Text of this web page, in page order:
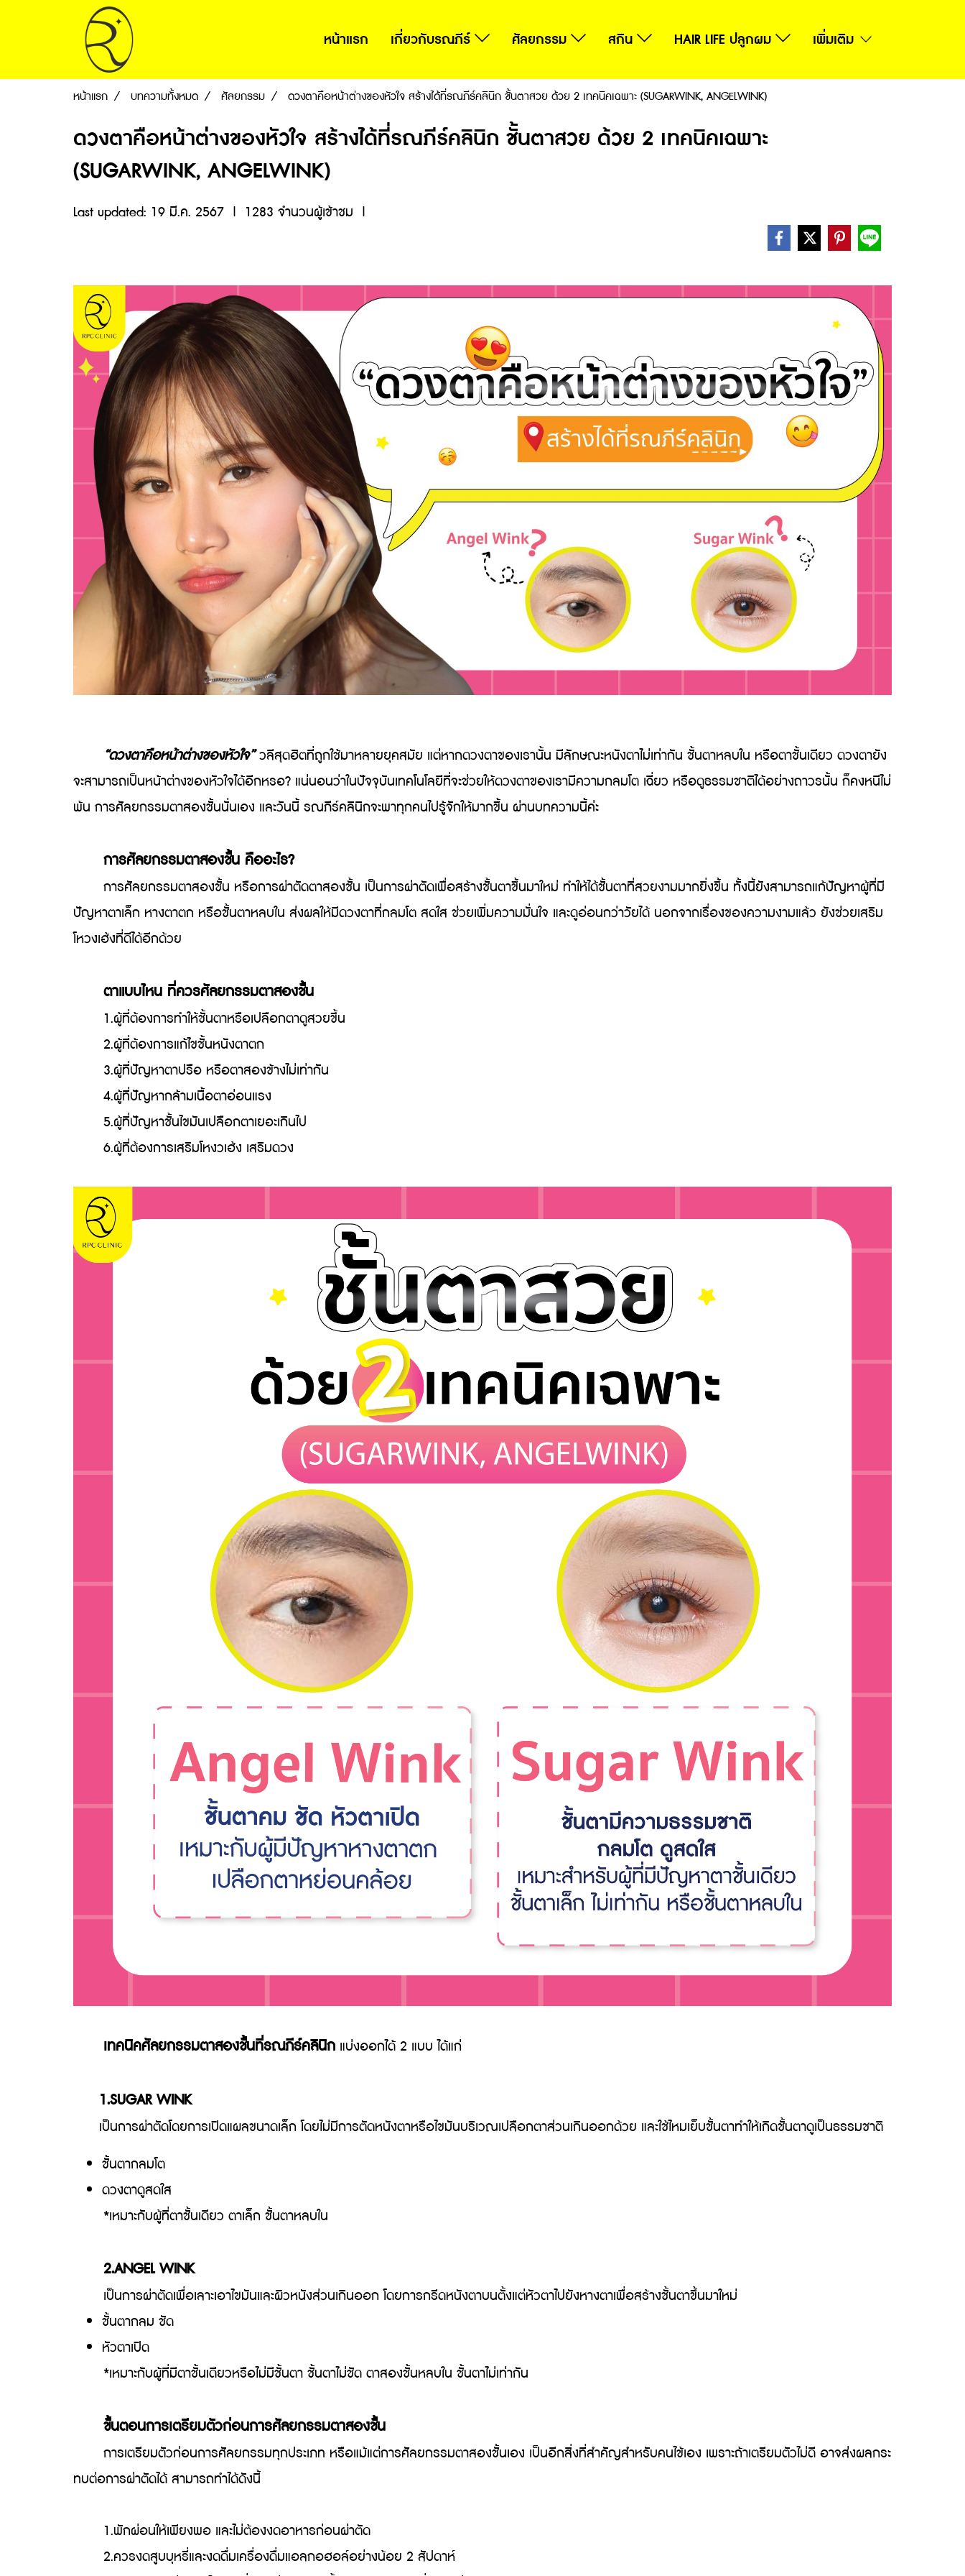
หน้าแรก เกี่ยวกับรณภีร์ ศัลยกรรม สกิน HAIR LIFE ปลูกผม เพิ่มเติม
หน้าแรก บทความทั้งหมด ศัลยกรรม ดวงตาคือหน้าต่างของหัวใจ สร้างได้ที่รณภีร์คลินิก ชั้นตาสวย ด้วย 2 เทคนิคเฉพาะ (SUGARWINK, ANGELWINK)
ดวงตาคือหน้าต่างของหัวใจ สร้างได้ที่รณภีร์คลินิก ชั้นตาสวย ด้วย 2 เทคนิคเฉพาะ
(SUGARWINK, ANGELWINK)
Last updated: 19 มี.ค. 2567 | 1283 จำนวนผู้เข้าชม |
“ดวงตาคือหน้าต่างของหัวใจ”วลีสุดฮิตที่ถูกใช้มาหลายยุคสมัย แต่หากดวงตาของเรานั้น มีลักษณะหนังตาไม่เท่ากัน ชั้นตาหลบใน หรือตาชั้นเดียว ดวงตายัง
จะสามารถเป็นหน้าต่างของหัวใจได้อีกหรอ? แน่นอนว่าในปัจจุบันเทคโนโลยีที่จะช่วยให้ดวงตาของเรามีความกลมโต เฉี่ยว หรือดูธรรมชาติได้อย่างถาวรนั้น ก็คงหนีไม่
พ้น การศัลยกรรมตาสองชั้นนั่นเอง และวันนี้ รณภีร์คลินิกจะพาทุกคนไปรู้จักให้มากขึ้น ผ่านบทความนี้ค่ะ
การศัลยกรรมตาสองชั้น คืออะไร?
การศัลยกรรมตาสองชั้น หรือการผ่าตัดตาสองชั้น เป็นการผ่าตัดเพื่อสร้างชั้นตาขึ้นมาใหม่ ทำให้ได้ชั้นตาที่สวยงามมากยิ่งขึ้น ทั้งนี้ยังสามารถแก้ปัญหาผู้ที่มี
ปัญหาตาเล็ก หางตาตก หรือชั้นตาหลบใน ส่งผลให้มีดวงตาที่กลมโต สดใส ช่วยเพิ่มความมั่นใจ และดูอ่อนกว่าวัยได้ นอกจากเรื่องของความงามแล้ว ยังช่วยเสริม
โหวงเฮ้งที่ดีได้อีกด้วย
ตาแบบไหน ที่ควรศัลยกรรมตาสองชั้น
1.ผู้ที่ต้องการทำให้ชั้นตาหรือเปลือกตาดูสวยขึ้น
2.ผู้ที่ต้องการแก้ไขชั้นหนังตาตก
3.ผู้ที่ปัญหาตาปรือ หรือตาสองข้างไม่เท่ากัน
4.ผู้ที่ปัญหากล้ามเนื้อตาอ่อนแรง
5.ผู้ที่ปัญหาชั้นไขมันเปลือกตาเยอะเกินไป
6.ผู้ที่ต้องการเสริมโหงวเฮ้ง เสริมดวง
เทคนิคศัลยกรรมตาสองชั้นที่รณภีร์คลินิก แบ่งออกได้ 2 แบบ ได้แก่
1.SUGAR WINK
เป็นการผ่าตัดโดยการเปิดแผลขนาดเล็ก โดยไม่มีการตัดหนังตาหรือไขมันบริเวณเปลือกตาส่วนเกินออกด้วย และใช้ไหมเย็บชั้นตาทำให้เกิดชั้นตาดูเป็นธรรมชาติ
ชั้นตากลมโต
ดวงตาดูสดใส
*เหมาะกับผู้ที่ตาชั้นเดียว ตาเล็ก ชั้นตาหลบใน
2.ANGEL WINK
เป็นการผ่าตัดเพื่อเลาะเอาไขมันและผิวหนังส่วนเกินออก โดยการกรีดหนังตาบนตั้งแต่หัวตาไปยังหางตาเพื่อสร้างชั้นตาขึ้นมาใหม่
ชั้นตากลม ชัด
หัวตาเปิด
*เหมาะกับผู้ที่มีตาชั้นเดียวหรือไม่มีชั้นตา ชั้นตาไม่ชัด ตาสองชั้นหลบใน ชั้นตาไม่เท่ากัน
ขั้นตอนการเตรียมตัวก่อนการศัลยกรรมตาสองชั้น
การเตรียมตัวก่อนการศัลยกรรมทุกประเภท หรือแม้แต่การศัลยกรรมตาสองชั้นเอง เป็นอีกสิ่งที่สำคัญสำหรับคนไข้เอง เพราะถ้าเตรียมตัวไม่ดี อาจส่งผลกระ
ทบต่อการผ่าตัดได้ สามารถทำได้ดังนี้
1.พักผ่อนให้เพียงพอ และไม่ต้องงดอาหารก่อนผ่าตัด
2.ควรงดสูบบุหรี่และงดดื่มเครื่องดื่มแอลกอฮอล์อย่างน้อย 2 สัปดาห์